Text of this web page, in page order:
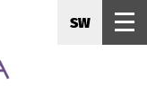
SW